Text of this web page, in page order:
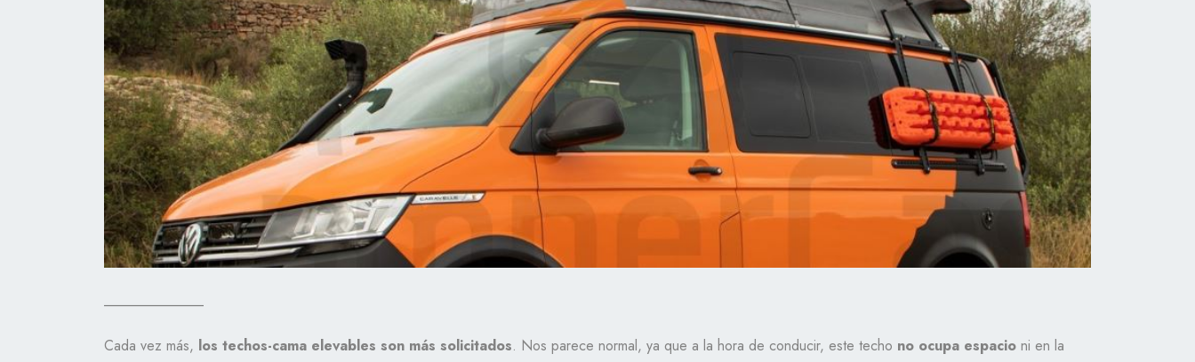
Cada vez más, los techos-cama elevables son más solicitados. Nos parece normal, ya que a la hora de conducir, este techo no ocupa espacio ni en la